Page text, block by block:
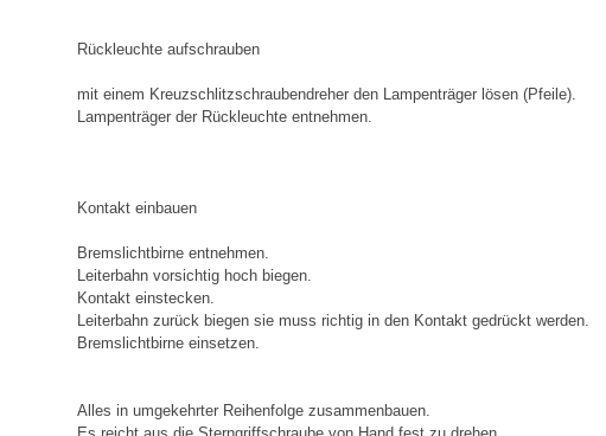
Rückleuchte aufschrauben
mit einem Kreuzschlitzschraubendreher den Lampenträger lösen (Pfeile).
Lampenträger der Rückleuchte entnehmen.
Kontakt einbauen
Bremslichtbirne entnehmen.
Leiterbahn vorsichtig hoch biegen.
Kontakt einstecken.
Leiterbahn zurück biegen sie muss richtig in den Kontakt gedrückt werden.
Bremslichtbirne einsetzen.
Alles in umgekehrter Reihenfolge zusammenbauen.